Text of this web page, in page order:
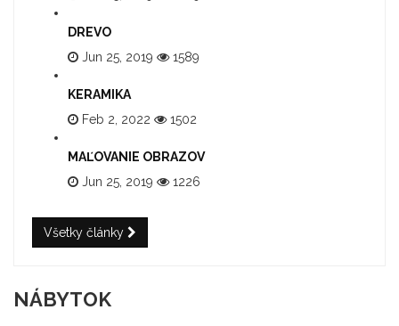
DREVO
Jun 25, 2019
1589
KERAMIKA
Feb 2, 2022
1502
MAĽOVANIE OBRAZOV
Jun 25, 2019
1226
Všetky články
NÁBYTOK